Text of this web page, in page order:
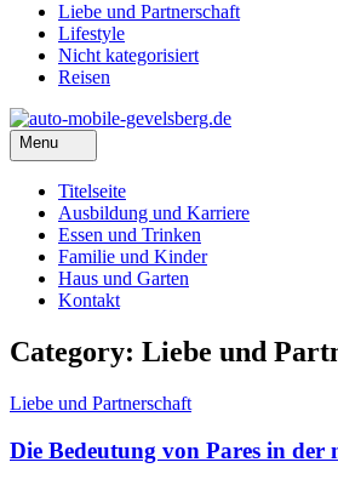
Liebe und Partnerschaft
Lifestyle
Nicht kategorisiert
Reisen
Menu
Titelseite
Ausbildung und Karriere
Essen und Trinken
Familie und Kinder
Haus und Garten
Kontakt
Category: Liebe und
Liebe und Partnerschaft
Die Bedeutung von Pares in der